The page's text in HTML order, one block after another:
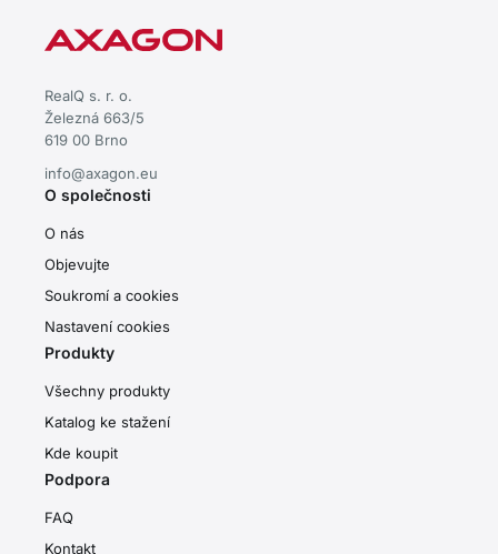
RealQ s. r. o.
Železná 663/5
619 00 Brno
info@axagon.eu
O společnosti
O nás
Objevujte
Soukromí a cookies
Nastavení cookies
Produkty
Všechny produkty
Katalog ke stažení
Kde koupit
Podpora
FAQ
Kontakt